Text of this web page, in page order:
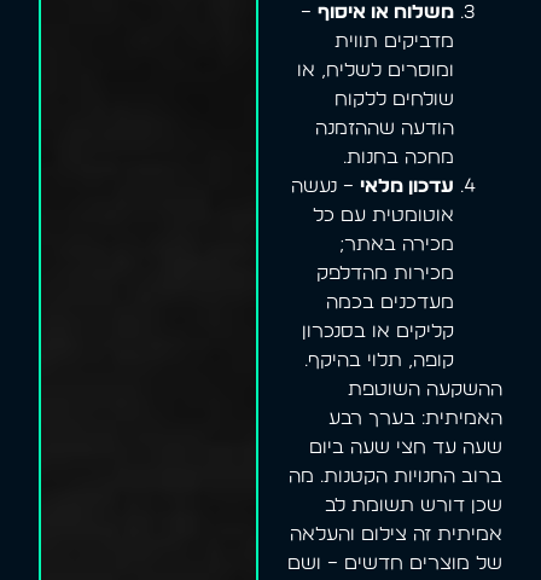
משלוח או איסוף –
מדביקים תווית
ומוסרים לשליח, או
שולחים ללקוח
הודעה שההזמנה
מחכה בחנות.
עדכון מלאי – נעשה
אוטומטית עם כל
מכירה באתר;
מכירות מהדלפק
מעדכנים בכמה
קליקים או בסנכרון
קופה, תלוי בהיקף.
ההשקעה השוטפת
האמיתית: בערך רבע
שעה עד חצי שעה ביום
ברוב החנויות הקטנות. מה
שכן דורש תשומת לב
אמיתית זה צילום והעלאה
של מוצרים חדשים – ושם